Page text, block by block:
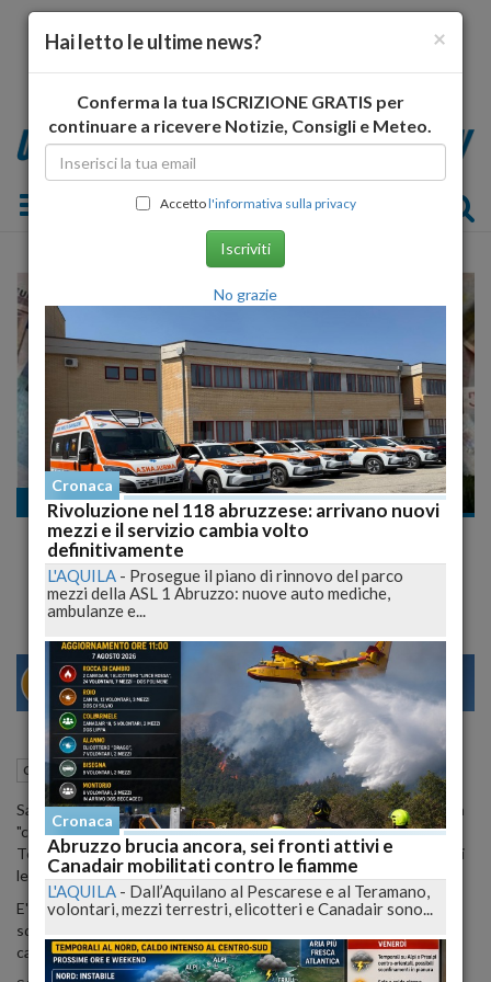
Toggle navigation
Cronaca nazionale
Calcioscommesse, 30mila euro il prezzo
della "Combine"
VENEZIA 29 31
Cronaca nazionale Teramo (TE) 10 Giugno 2015 12:03
Sarebbe stato di 30.000 euro, secondo gli inquirenti, il prezzo della
"combine" organizzata per truccare la partita di calcio Savona-
Teramo disputata nel maggio scorso nell'ambito del campionato di
lega Pro che ha permesso agli abruzzesi la promozione in serie B.
E' quanto emerge dal nuovo filone di indagini condotte dalla
squadra mobile di Catanzaro e dallo Sco, coordinate dalla Dda del
capoluogo calabrese, nell'ambito dell'inchiesta "Dirty Soccer".
×
Hai letto le ultime news?
Conferma la tua ISCRIZIONE GRATIS per
continuare a ricevere Notizie, Consigli e Meteo.
Accettol'informativa sulla privacy
Iscriviti
No grazie
Cronaca
Rivoluzione nel 118 abruzzese: arrivano nuovi
mezzi e il servizio cambia volto
definitivamente
L'AQUILA - Prosegue il piano di rinnovo del parco
mezzi della ASL 1 Abruzzo: nuove auto mediche,
ambulanze e...
Cronaca
Abruzzo brucia ancora, sei fronti attivi e
Canadair mobilitati contro le fiamme
L'AQUILA - Dall’Aquilano al Pescarese e al Teramano,
volontari, mezzi terrestri, elicotteri e Canadair sono...